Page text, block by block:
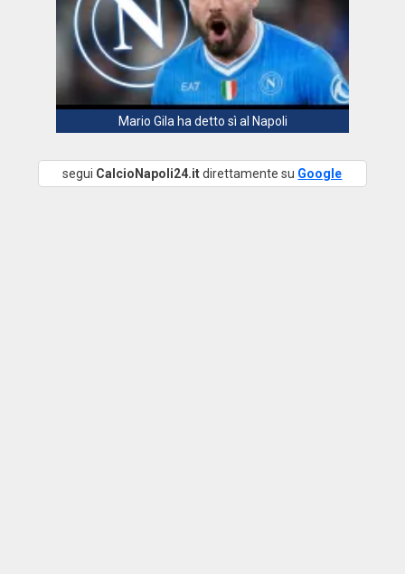
Mario Gila ha detto sì al Napoli
segui CalcioNapoli24.itdirettamente su Google